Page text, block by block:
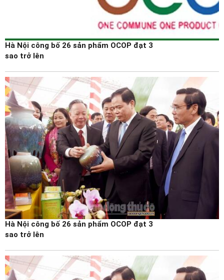
Hà Nội công bố 26 sản phẩm OCOP đạt 3
sao trở lên
Hà Nội công bố 26 sản phẩm OCOP đạt 3
sao trở lên